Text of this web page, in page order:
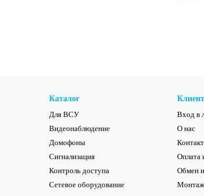
Каталог
Для ВСУ
Видеонаблюдение
Домофоны
Сигнализация
Контроль доступа
Сетевое оборудование
Вход в
О нас
Оплата
Обмен
Монтаж